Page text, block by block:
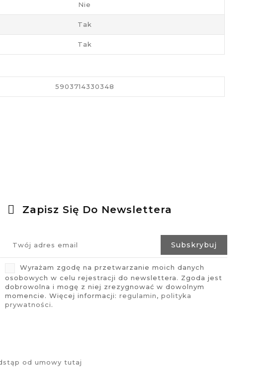
Nie
Tak
Tak
5903714330348
Zapisz Się Do Newslettera
Wyrażam zgodę na przetwarzanie moich danych
osobowych w celu rejestracji do newslettera. Zgoda jest
dobrowolna i mogę z niej zrezygnować w dowolnym
momencie. Więcej informacji: regulamin, polityka
prywatności.
od umowy tutaj